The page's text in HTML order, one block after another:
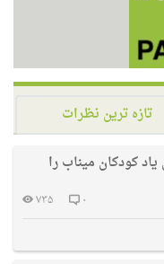
تازه ترین نظرات
کودکان میناب را
۰
۷۳۵